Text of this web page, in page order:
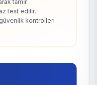
tamir
test edilir,
kontrolleri